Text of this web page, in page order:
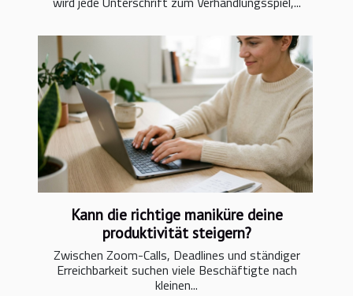
Kann die richtige maniküre deine
produktivität steigern?
Zwischen Zoom-Calls, Deadlines und ständiger
Erreichbarkeit suchen viele Beschäftigte nach
kleinen...